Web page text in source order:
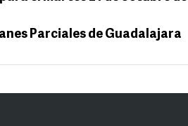
Parciales de Guadalajara